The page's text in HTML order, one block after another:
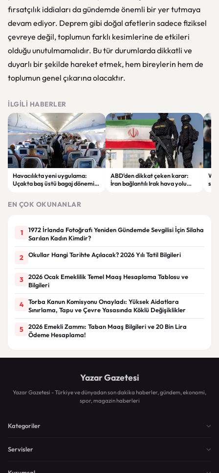
fırsatçılık iddiaları da gündemde önemli bir yer tutmaya
devam ediyor. Deprem gibi doğal afetlerin sadece fiziksel
çevreye değil, toplumun farklı kesimlerine de etkileri
olduğu unutulmamalıdır. Bu tür durumlarda dikkatli ve
duyarlı bir şekilde hareket etmek, hem bireylerin hem de
toplumun genel çıkarına olacaktır.
İLGILI HABERLER
Havacılıkta yeni uygulama:
Uçakta baş üstü bagaj dönemi
ABD’den dikkat çeken karar:
İran bağlantılı Irak hava yolu
EN ÇOK OKUNANLAR
1
1972 İrlanda Fotoğrafı Yeniden Gündemde Sevgilisi İçin Silaha
Sarılan Kadın Kimdir?
2 Okullar Hangi Tarihte Açılacak? 2026 Yılı Tatil Bilgileri
3
2026 Ocak Emeklilik Temel Maaş Hesaplama Tablosu ve
Bilgileri
4
Torba Kanun Komisyonu Onayladı: Yüksek Aidatlara
Sınırlama, Tapu ve Çevre Yasasında Köklü Değişiklikler
5
2026 Emekli Zammı: Taban Maaş Bilgileri ve 20 Bin Lira
Ödeme Hesaplama!
Yazar Gazetesi
Yazar Gazetesi - Türkiye ve dünyadan son dakika haberler, gündem, ekonomi,
spor, magazin haberleri
Kategoriler
Servisler